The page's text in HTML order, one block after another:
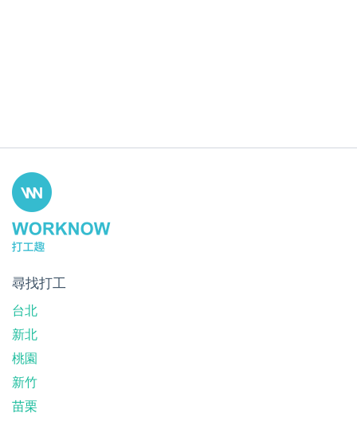
尋找打工
台北
新北
桃園
新竹
苗栗